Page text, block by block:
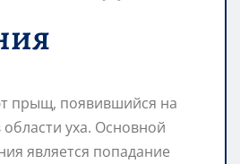
прыщ, появившийся на
области уха. Основной
является попадание